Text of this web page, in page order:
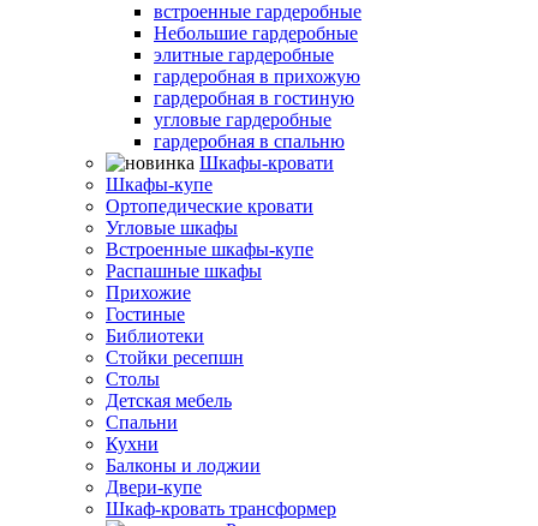
встроенные гардеробные
Небольшие гардеробные
элитные гардеробные
гардеробная в прихожую
гардеробная в гостиную
угловые гардеробные
гардеробная в спальню
Шкафы-кровати
Шкафы-купе
Ортопедические кровати
Угловые шкафы
Встроенные шкафы-купе
Распашные шкафы
Прихожие
Гостиные
Библиотеки
Стойки ресепшн
Столы
Детская мебель
Спальни
Кухни
Балконы и лоджии
Двери-купе
Шкаф-кровать трансформер